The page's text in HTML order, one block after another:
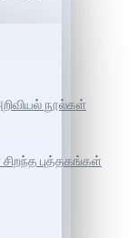
நூல்கள்
புத்தகங்கள்